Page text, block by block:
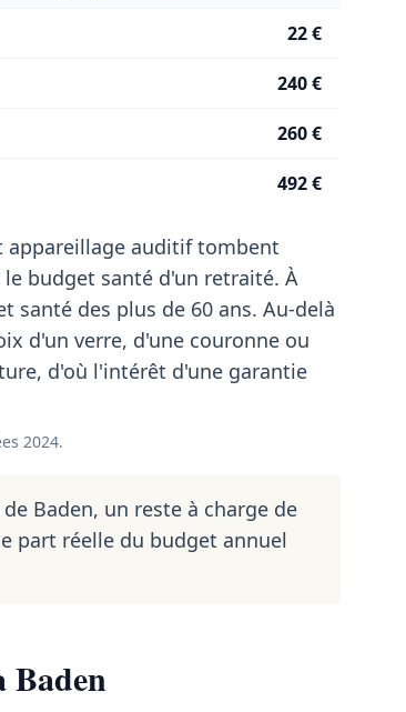
22 €
240 €
260 €
492 €
appareillage auditif tombent
budget santé d'un retraité. À
santé des plus de 60 ans. Au-delà
d'un verre, d'une couronne ou
d'où l'intérêt d'une garantie
2024.
Baden, un reste à charge de
part réelle du budget annuel
Baden